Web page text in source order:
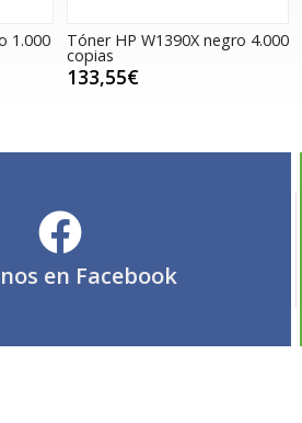
1.000 Tóner HP W1390X negro 4.000
copias
133,55€
en Facebook